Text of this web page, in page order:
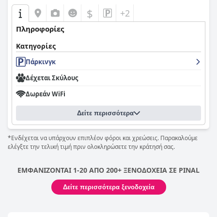
$ +2
Πληροφορίες
Κατηγορίες
Πάρκινγκ
Δέχεται Σκύλους
Δωρεάν WiFi
Δείτε περισσότερα
*Ενδέχεται να υπάρχουν επιπλέον φόροι και χρεώσεις. Παρακαλούμε
ελέγξτε την τελική τιμή πριν ολοκληρώσετε την κράτησή σας.
ΕΜΦΑΝΙΖΟΝΤΑΙ 1-20 ΑΠΟ 200+ ΞΕΝΟΔΟΧΕΙΑ ΣΕ PINAL
Δείτε περισσότερα ξενοδοχεία